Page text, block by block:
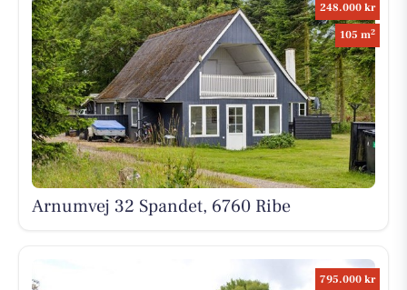
248.000 kr
105 m2
Arnumvej 32 Spandet, 6760 Ribe
795.000 kr